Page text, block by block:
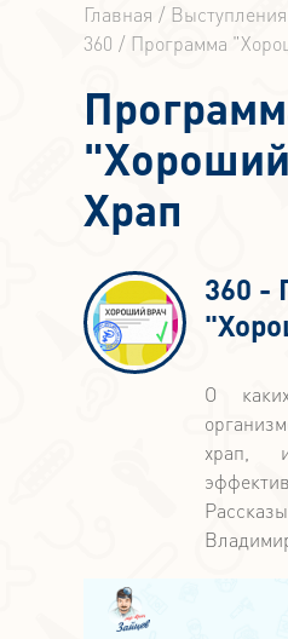
Главная
360
Программа
Храп
360 -
О